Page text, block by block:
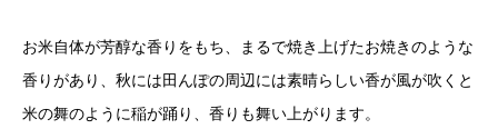
お米自体が芳醇な香りをもち、まるで焼き上げたお焼きのような
香りがあり、秋には田んぽの周辺には素晴らしい香が風が吹くと
米の舞のように稲が踊り、香りも舞い上がります。